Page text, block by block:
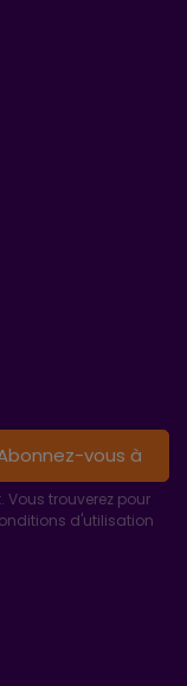
vous à
trouverez pour
d'utilisation